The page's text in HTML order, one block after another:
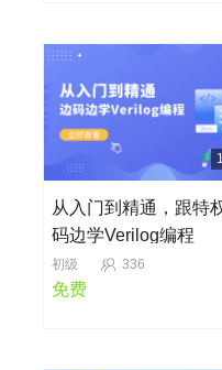
从入门到精通，跟特
码边学Verilog编程
初级 336
免费